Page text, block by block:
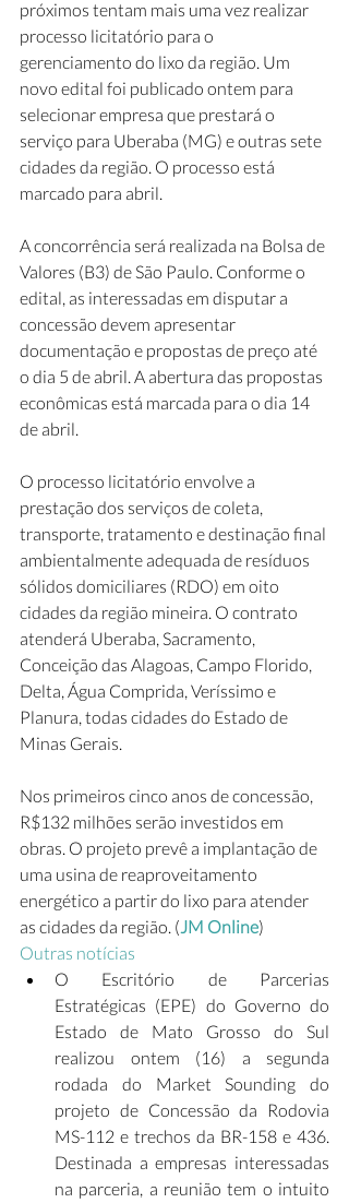
próximos tentam mais uma vez realizar
processo licitatório para o
gerenciamento do lixo da região. Um
novo edital foi publicado ontem para
selecionar empresa que prestará o
serviço para Uberaba (MG) e outras sete
cidades da região. O processo está
marcado para abril.
A concorrência será realizada na Bolsa de
Valores (B3) de São Paulo. Conforme o
edital, as interessadas em disputar a
concessão devem apresentar
documentação e propostas de preço até
o dia 5 de abril. A abertura das propostas
econômicas está marcada para o dia 14
de abril.
O processo licitatório envolve a
prestação dos serviços de coleta,
transporte, tratamento e destinação final
ambientalmente adequada de resíduos
sólidos domiciliares (RDO) em oito
cidades da região mineira. O contrato
atenderá Uberaba, Sacramento,
Conceição das Alagoas, Campo Florido,
Delta, Água Comprida, Veríssimo e
Planura, todas cidades do Estado de
Minas Gerais.
Nos primeiros cinco anos de concessão,
R$132 milhões serão investidos em
obras. O projeto prevê a implantação de
uma usina de reaproveitamento
energético a partir do lixo para atender
as cidades da região. (JM Online)
Outras notícias
O Escritório de Parcerias
Estratégicas (EPE) do Governo do
Estado de Mato Grosso do Sul
realizou ontem (16) a segunda
rodada do Market Sounding do
projeto de Concessão da Rodovia
MS-112 e trechos da BR-158 e 436.
Destinada a empresas interessadas
na parceria, a reunião tem o intuito